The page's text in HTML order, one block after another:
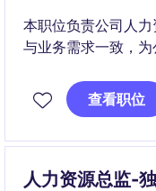
本职位负责公司人
与业务需求一致，
公司人力资源战略的
查看职位
人力资源总监-